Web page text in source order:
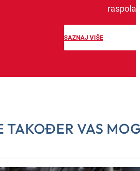
SAZNAJ VIŠE
TAKOĐER VAS